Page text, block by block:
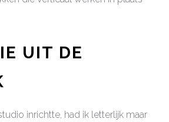
UIT DE
inrichtte, had ik letterlijk maar